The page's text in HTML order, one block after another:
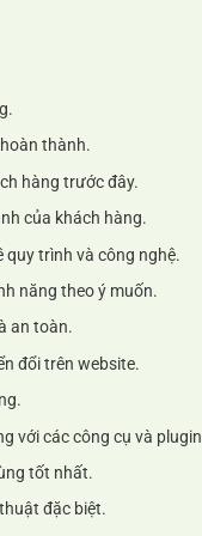
thành.
hàng trước đây.
của khách hàng.
quy trình và công nghệ.
năng theo ý muốn.
an toàn.
đổi trên website.
với các công cụ và
tốt nhất.
đặc biệt.